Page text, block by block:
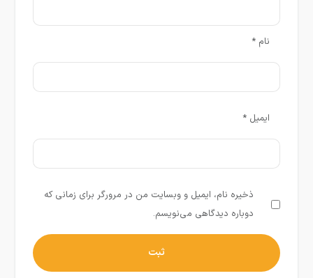
نام*
ایمیل*
ذخیره نام، ایمیل و وبسایت من در مرورگر برای زمانی که
دوباره دیدگاهی می‌نویسم.